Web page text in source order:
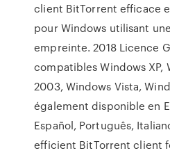
client BitTorrent efficace
pour Windows utilisant
empreinte. 2018 Licence
compatibles Windows XP,
2003, Windows Vista,
également disponible en
Español, Português,
efficient BitTorrent client